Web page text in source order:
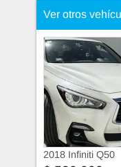
Ver otros
2018 Infiniti Q50